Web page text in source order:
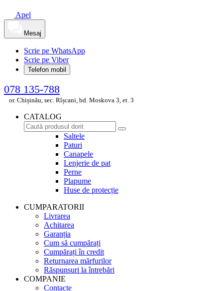
Apel
Mesaj
Scrie pe WhatsApp
Scrie pe Viber
Telefon mobil
078 135-788
or. Chișinău, sec. Rîșcani, bd. Moskova 3, et. 3
CATALOG
Saltele
Paturi
Canapele
Lenjerie de pat
Perne
Plapume
Huse de protecție
CUMPARATORII
Livrarea
Achitarea
Garanția
Cum să cumpărați
Cumpărați în credit
Returnarea mărfurilor
Răspunsuri la întrebări
COMPANIE
Contacte